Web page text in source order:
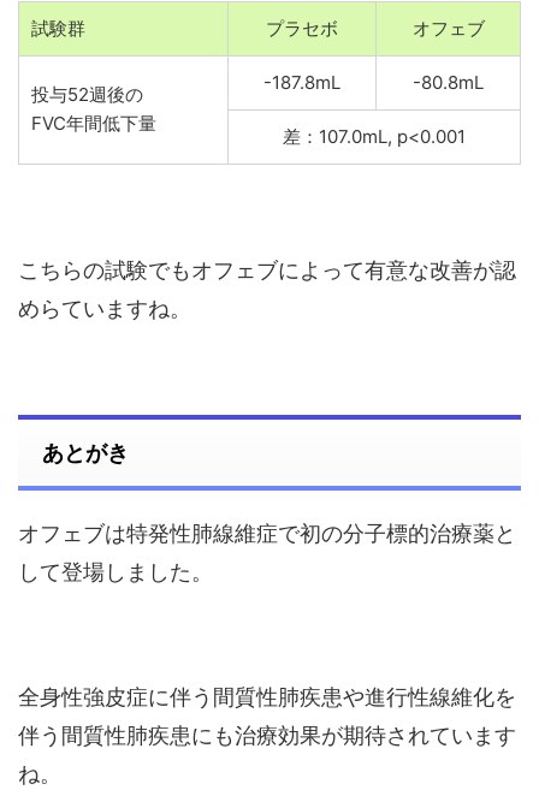
試験群 プラセボ オフェブ
投与52週後の
FVC年間低下量
-187.8mL -80.8mL
差：107.0mL, p<0.001
こちらの試験でもオフェブによって有意な改善が認
めらていますね。
あとがき
オフェブは特発性肺線維症で初の分子標的治療薬と
して登場しました。
全身性強皮症に伴う間質性肺疾患や進行性線維化を
伴う間質性肺疾患にも治療効果が期待されています
ね。